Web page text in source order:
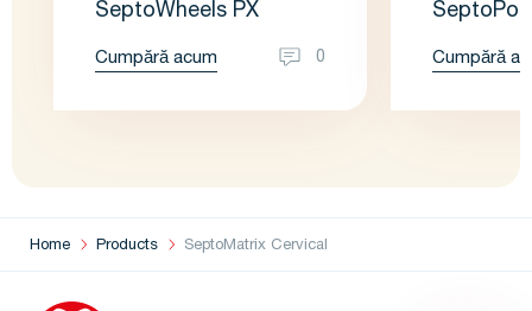
SeptoWheels PX
0
Cumpără acum Cumpără
Home Products SeptoMatrix Cervical